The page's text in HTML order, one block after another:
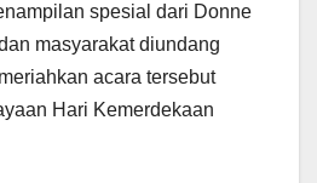
spesial dari Donne
masyarakat diundang
acara tersebut
Hari Kemerdekaan